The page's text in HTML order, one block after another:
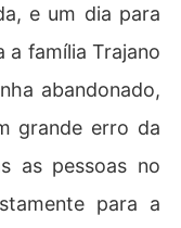
e um dia para
a família Trajano
abandonado,
grande erro da
as pessoas no
para a